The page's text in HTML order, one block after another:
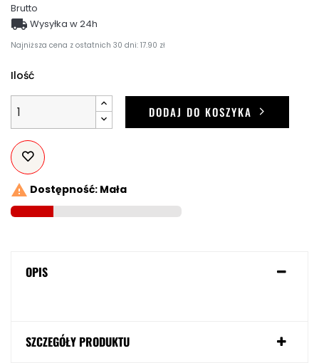
Brutto
Najniższa cena z ostatnich 30 dni: 17.90 zł
 Wysyłka w 24h
Ilość
DODAJ DO KOSZYKA
 Dostępność: Mała
OPIS
SZCZEGÓŁY PRODUKTU